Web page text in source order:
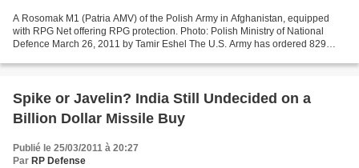
A Rosomak M1 (Patria AMV) of the Polish Army in Afghanistan, equipped
with RPG Net offering RPG protection. Photo: Polish Ministry of National
Defence March 26, 2011 by Tamir Eshel The U.S. Army has ordered 829
Spike or Javelin? India Still Undecided on a
Billion Dollar Missile Buy
Publié le 25/03/2011 à 20:27
Par RP Defense